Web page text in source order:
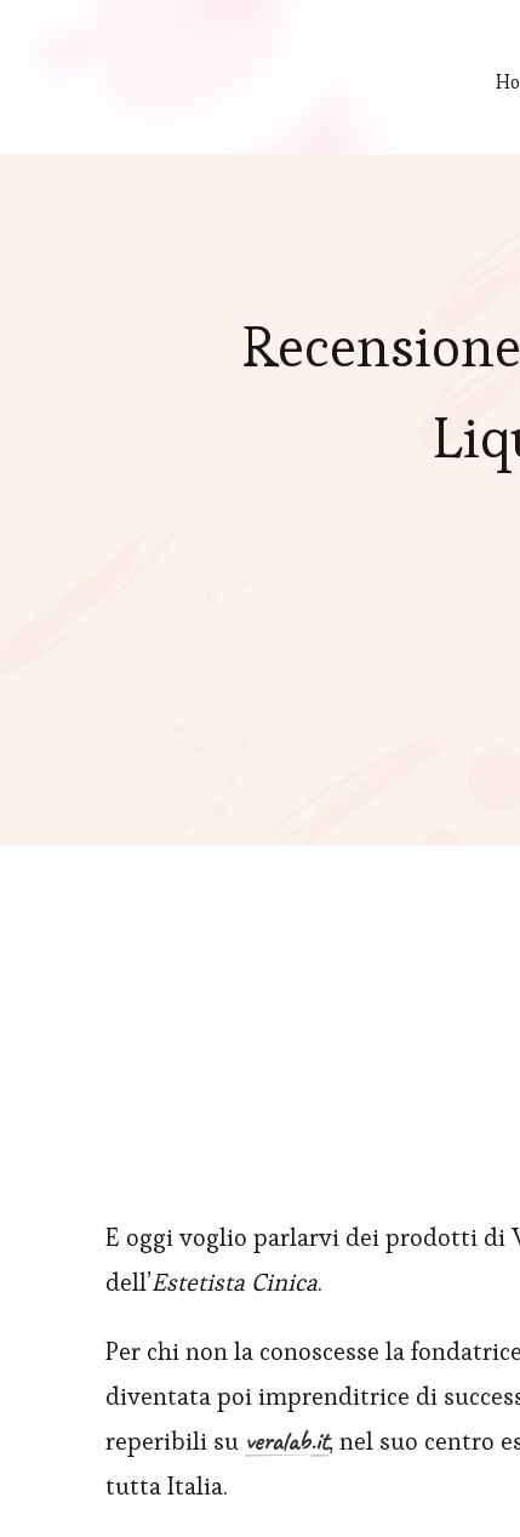
E oggi voglio parlarvi dei prodotti di
dell’Estetista Cinica.
Per chi non la conoscesse la
diventata poi imprenditrice di
reperibili su veralab.it, nel suo centro
tutta Italia.